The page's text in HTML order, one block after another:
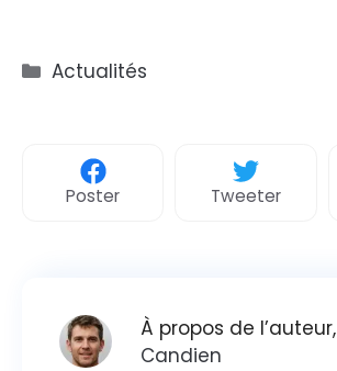
Catégories
Actualités
Poster Tweeter
À propos de l’auteur,
Candien